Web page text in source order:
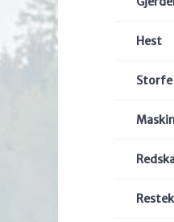
Hest
Storfe